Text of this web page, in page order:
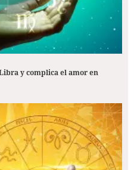
y complica el amor en